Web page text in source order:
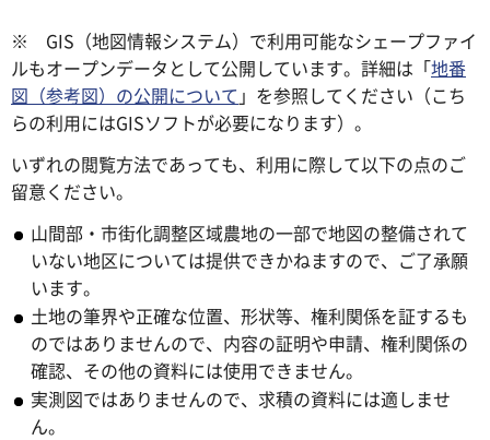
※ GIS（地図情報システム）で利用可能なシェープファイ
ルもオープンデータとして公開しています。詳細は「地番
図（参考図）の公開について 」を参照してください（こち
らの利用にはGISソフトが必要になります）。
いずれの閲覧方法であっても、利用に際して以下の点のご
留意ください。
山間部・市街化調整区域農地の一部で地図の整備されて
いない地区については提供できかねますので、ご了承願
います。
土地の筆界や正確な位置、形状等、権利関係を証するも
のではありませんので、内容の証明や申請、権利関係の
確認、その他の資料には使用できません。
実測図ではありませんので、求積の資料には適しませ
ん。